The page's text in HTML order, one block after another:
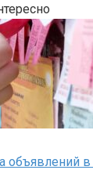
объявлений